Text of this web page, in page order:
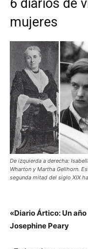
6 diarios de
mujeres
De izquierda a derecha:
Wharton y Martha Gellhorn.
segunda mitad del siglo XIX
«Diario Ártico: Un
Josephine Peary